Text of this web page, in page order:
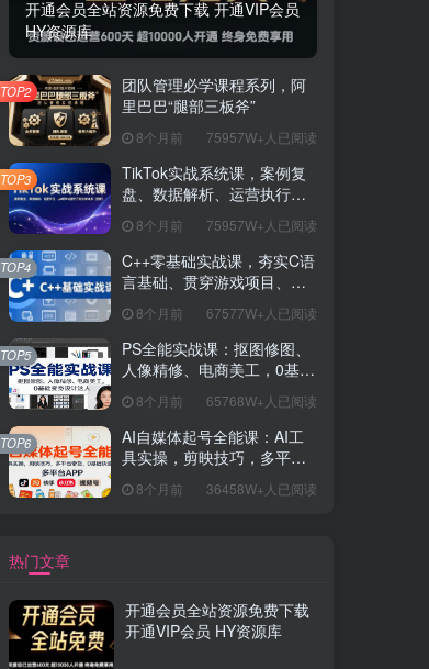
开通会员全站资源免费下载 开通VIP会员
HY资源库
团队管理必学课程系列，阿
里巴巴“腿部三板斧”
8个月前 75957W+人已阅读
TOP2
TikTok实战系统课，案例复
盘、数据解析、运营执行，
（更新）
8个月前 75957W+人已阅读
TOP3
C++零基础实战课，夯实C语
言基础、贯穿游戏项目、掌
薪15K+岗位
8个月前 67577W+人已阅读
TOP4
PS全能实战课：抠图修图、
人像精修、电商美工，0基础
8个月前 65768W+人已阅读
TOP5
AI自媒体起号全能课：AI工
具实操，剪映技巧，多平台
8个月前 36458W+人已阅读
TOP6
热门文章
开通会员全站资源免费下载
开通VIP会员 HY资源库